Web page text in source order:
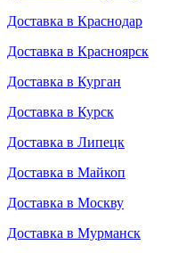
Доставка в Краснодар
Доставка в Красноярск
Доставка в Курган
Доставка в Курск
Доставка в Липецк
Доставка в Майкоп
Доставка в Москву
Доставка в Мурманск